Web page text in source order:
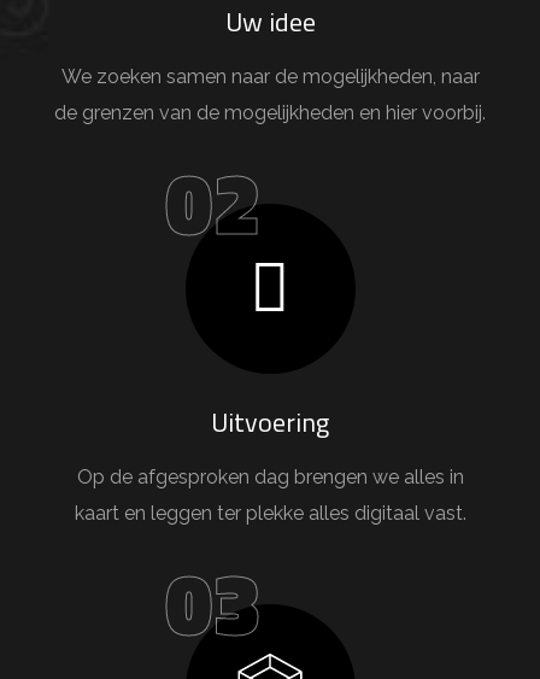
Uw idee
We zoeken samen naar de mogelijkheden, naar
de grenzen van de mogelijkheden en hier voorbij.
02
Uitvoering
Op de afgesproken dag brengen we alles in
kaart en leggen ter plekke alles digitaal vast.
03